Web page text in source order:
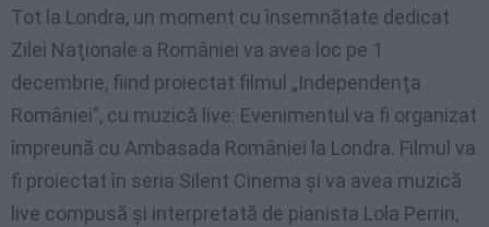
Tot la Londra, un moment cu însemnătate dedicat
Zilei Naţionale a României va avea loc pe 1
decembrie, fiind proiectat filmul „Independenţa
României”, cu muzică live. Evenimentul va fi organizat
împreună cu Ambasada României la Londra. Filmul va
fi proiectat în seria Silent Cinema şi va avea muzică
live compusă şi interpretată de pianista Lola Perrin,